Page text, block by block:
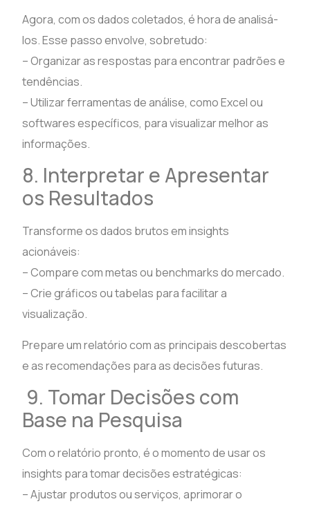
Agora, com os dados coletados, é hora de analisá-
los. Esse passo envolve, sobretudo:
– Organizar as respostas para encontrar padrões e
tendências.
– Utilizar ferramentas de análise, como Excel ou
softwares específicos, para visualizar melhor as
informações.
8. Interpretar e Apresentar
os Resultados
Transforme os dados brutos em insights
acionáveis:
– Compare com metas ou benchmarks do mercado.
– Crie gráficos ou tabelas para facilitar a
visualização.
Prepare um relatório com as principais descobertas
e as recomendações para as decisões futuras.
9. Tomar Decisões com
Base na Pesquisa
Com o relatório pronto, é o momento de usar os
insights para tomar decisões estratégicas:
– Ajustar produtos ou serviços, aprimorar o